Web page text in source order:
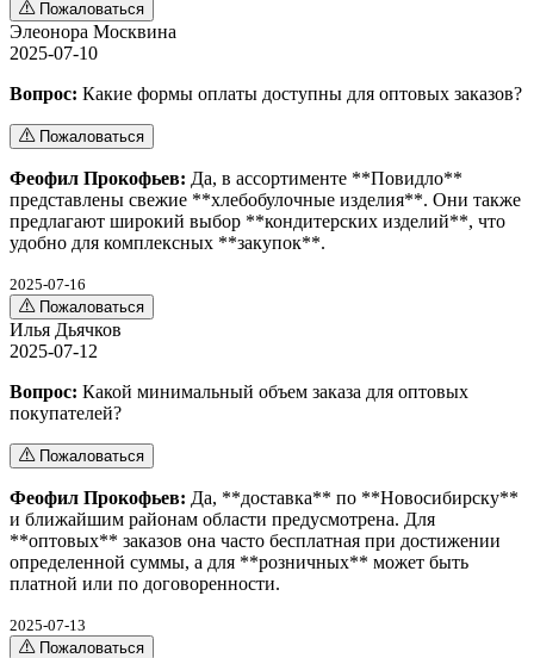
Пожаловаться
Элеонора Москвина
2025-07-10
Вопрос: Какие формы оплаты доступны для оптовых заказов?
Пожаловаться
Феофил Прокофьев: Да, в ассортименте **Повидло**
представлены свежие **хлебобулочные изделия**. Они также
предлагают широкий выбор **кондитерских изделий**, что
удобно для комплексных **закупок**.
2025-07-16
Пожаловаться
Илья Дьячков
2025-07-12
Вопрос: Какой минимальный объем заказа для оптовых
покупателей?
Пожаловаться
Феофил Прокофьев: Да, **доставка** по **Новосибирску**
и ближайшим районам области предусмотрена. Для
**оптовых** заказов она часто бесплатная при достижении
определенной суммы, а для **розничных** может быть
платной или по договоренности.
2025-07-13
Пожаловаться